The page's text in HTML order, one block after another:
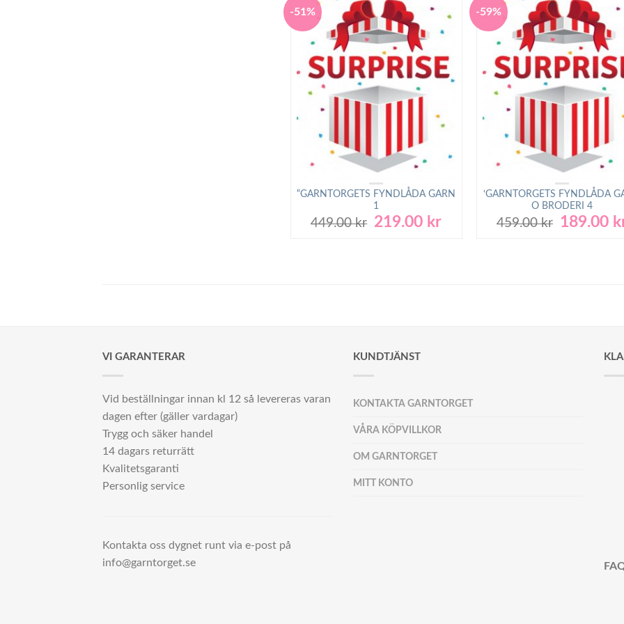
-51%
“GARNTORGETS FYNDLÅDA GARN
1
449.00kr Det
219.00 krDet
-59%
‘GARNTORGETS FYNDLÅDA
O BRODERI 4
459.00kr Det
189.00
VI GARANTERAR
Vid beställningar innan kl 12 så levereras varan
dagen efter (gäller vardagar)
Trygg och säker handel
14 dagars returrätt
Kvalitetsgaranti
Personlig service
Kontakta oss dygnet runt via e-post på
info@garntorget.se
KUNDTJÄNST
KONTAKTA GARNTORGET
VÅRA KÖPVILLKOR
OM GARNTORGET
MITT KONTO